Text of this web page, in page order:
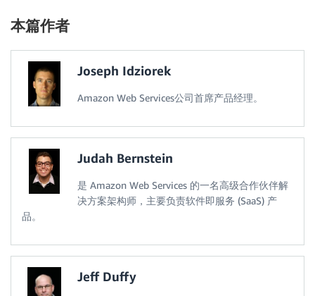
本篇作者
Joseph Idziorek
Amazon Web Services公司首席产品经理。
Judah Bernstein
是 Amazon Web Services 的一名高级合作伙伴解
决方案架构师，主要负责软件即服务 (SaaS) 产
品。
Jeff Duffy